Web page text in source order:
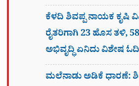
ಕೆಳದಿ ಶಿವಪ್ಪ ನಾಯಕ ಕೃಷಿ
ರೈತರಿಗಾಗಿ 23 ಹೊಸ ತಳಿ, 58
ಅಭಿವೃದ್ಧಿ ಏನಿದು ವಿಶೇಷ ಓದಿ
ಮಲೆನಾಡು ಅಡಿಕೆ ಧಾರಣೆ: